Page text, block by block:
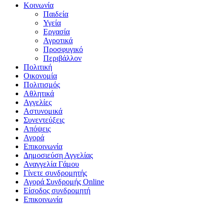
Κοινωνία
Παιδεία
Υγεία
Εργασία
Αγροτικά
Προσφυγικό
Περιβάλλον
Πολιτική
Οικονομία
Πολιτισμός
Αθλητικά
Αγγελίες
Αστυνομικά
Συνεντεύξεις
Απόψεις
Αγορά
Επικοινωνία
Δημοσιεύση Αγγελίας
Αναγγελία Γάμου
Γίνετε συνδρομητής
Αγορά Συνδρομής Online
Είσοδος συνδρομητή
Επικοινωνία